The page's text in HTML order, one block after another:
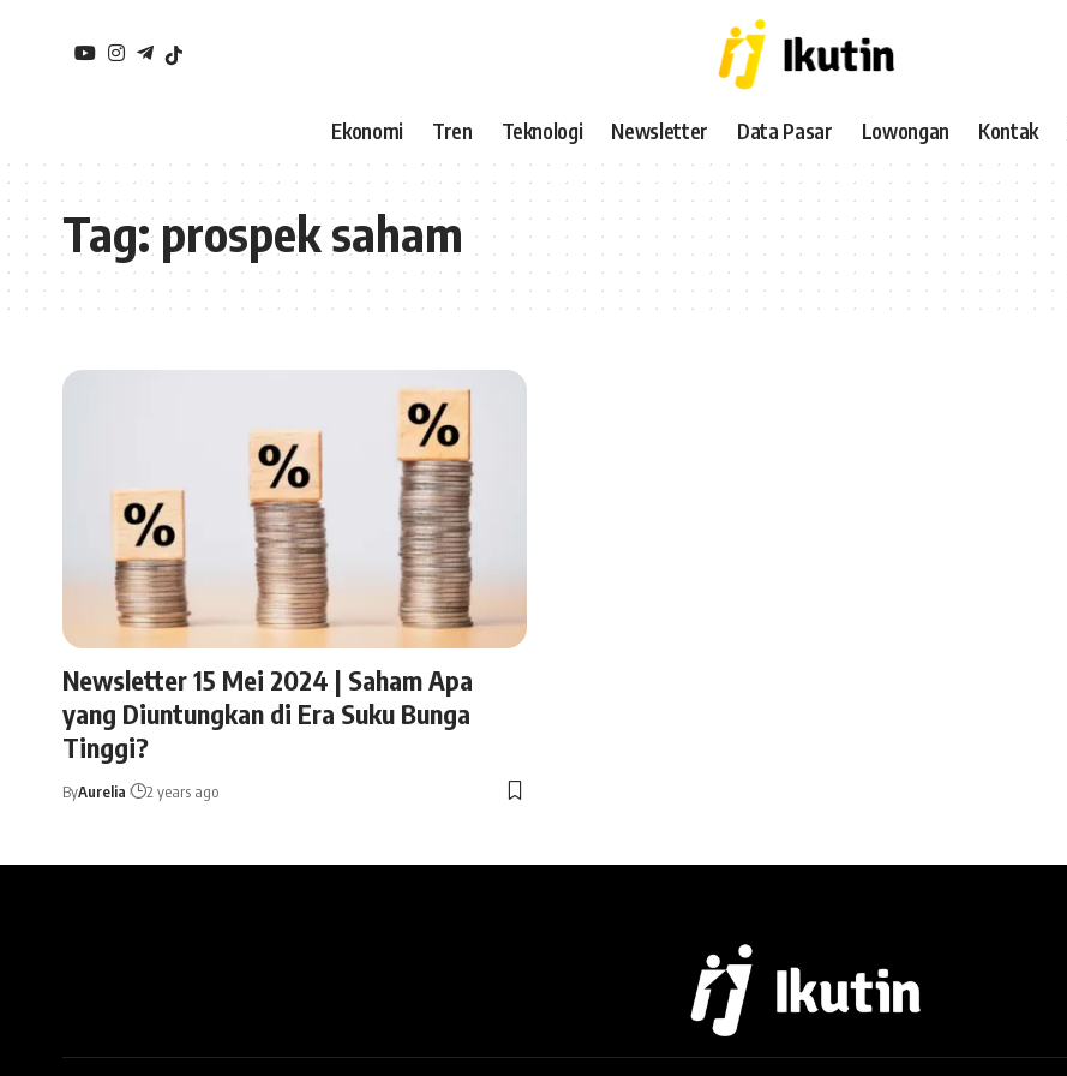
Ekonomi Tren Teknologi Newsletter Data Pasar Lowongan Kontak
Tag:prospek saham
Newsletter 15 Mei 2024 | Saham Apa
yang Diuntungkan di Era Suku Bunga
Tinggi?
ByAurelia 2 years ago